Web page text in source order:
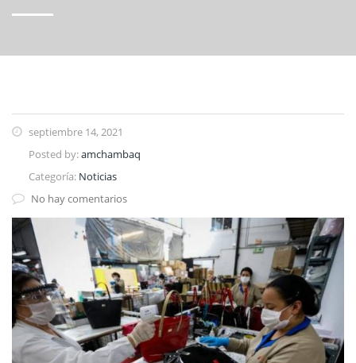
septiembre 14, 2021
Posted by:amchambaq
Categoría: Noticias
No hay comentarios